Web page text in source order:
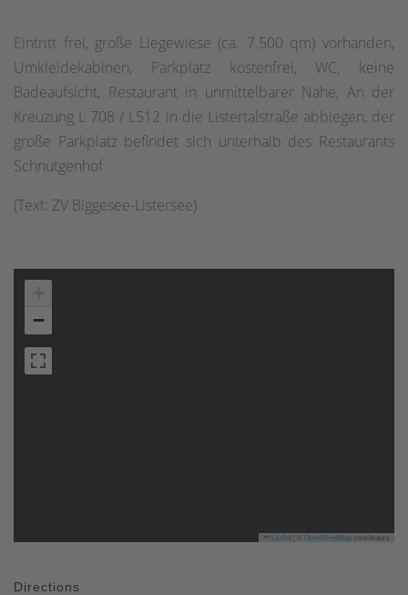
Eintritt frei, große Liegewiese (ca. 7.500 qm) vorhanden,
Umkleidekabinen, Parkplatz kostenfrei, WC, keine
Badeaufsicht, Restaurant in unmittelbarer Nähe, An der
Kreuzung L 708 / L512 in die Listertalstraße abbiegen, der
große Parkplatz befindet sich unterhalb des Restaurants
Schnütgenhof
(Text: ZV Biggesee-Listersee)
−
Leaflet OpenStreetMapcontributors
Directions